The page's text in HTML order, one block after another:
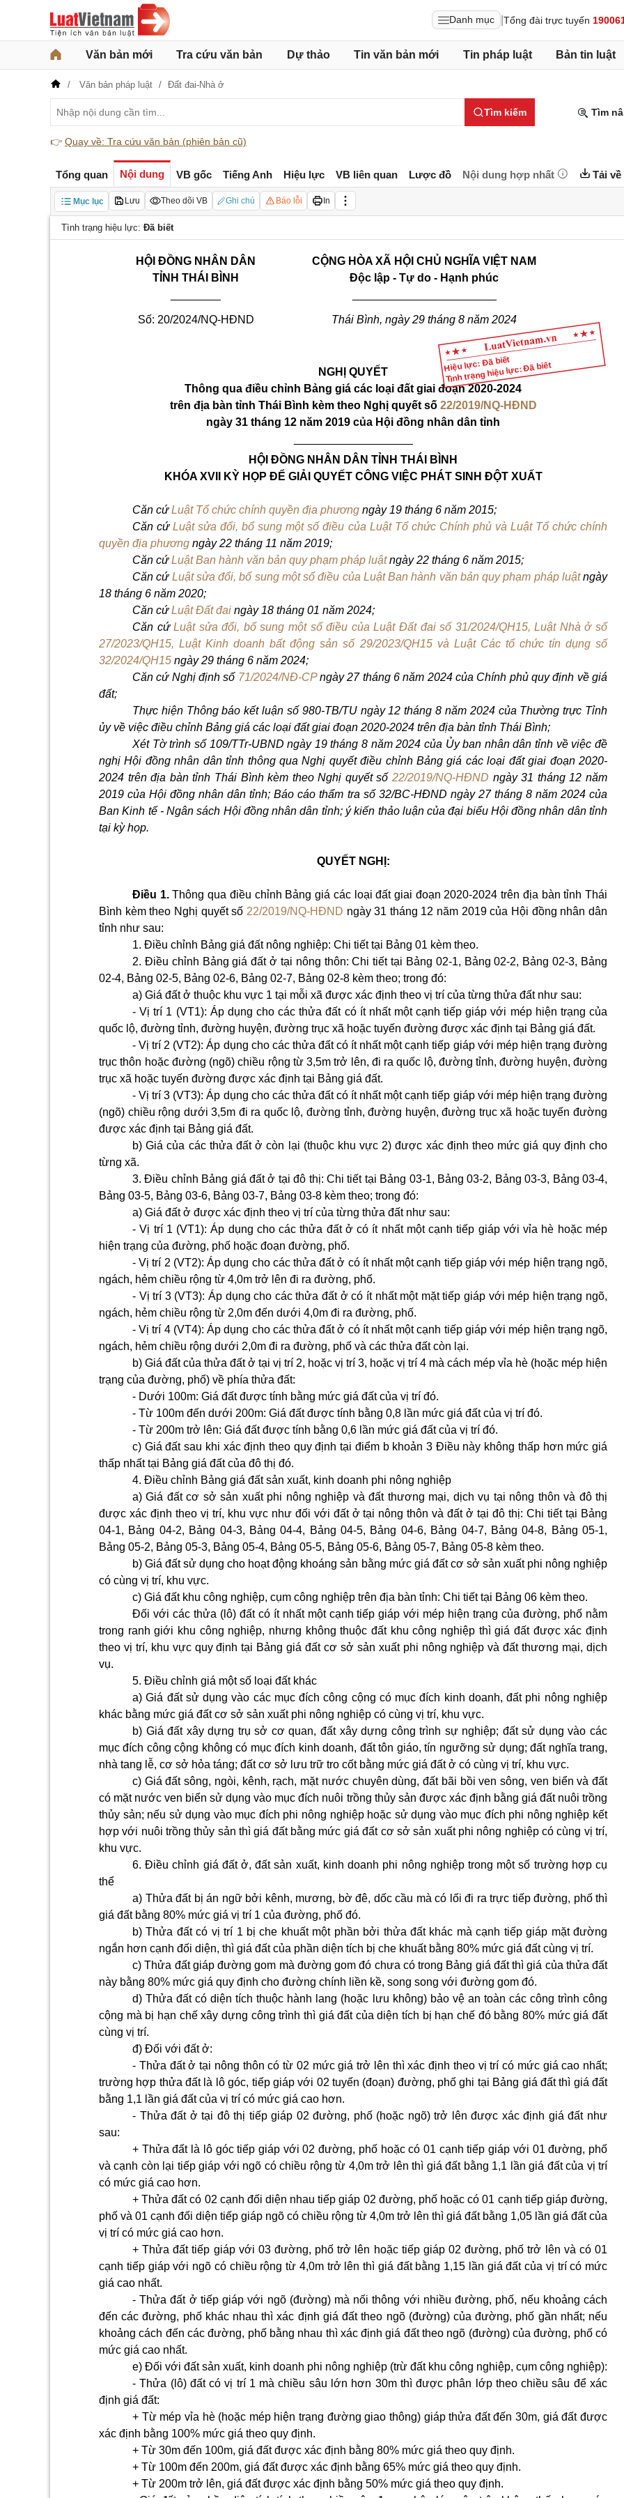
Danh mục Tổng đài trực tuyến
Văn bản mới Tra cứu văn bản Dự thảo Tin văn bản mới Tin pháp luật Bản tin luật
Văn bản pháp luật Đất đai-Nhà ở
Tìm kiếm Tìm
👉 Quay về: Tra cứu văn bản (phiên bản cũ)
Tổng quan Nội dung VB gốc Tiếng Anh Hiệu lực VB liên quan Lược đồ Nội dung hợp nhất Tải về
Mục lục Lưu Theo dõi VB Ghi chú Báo lỗi In
Tình trạng hiệu lực: Đã biết
Hiệu lực: Đã biết
Tình trạng hiệu lực: Đã biết
HỘI ĐỒNG NHÂN DÂN
TỈNH THÁI B NH
CỘNG HÒA XÃ HỘI CHỦ NGHĨA VIỆT NAM
Độc lập - Tự do - Hạnh phúc
Số: 20/2024/NQ-HĐND Thái Bình, ngày 29 tháng 8 năm 2024
NGHỊ QUYẾT
Thông qua điều chỉnh Bảng giá các loại đất giai đoạn 2020-2024
trên địa bàn tỉnh Thái Bình kèm theo Nghị quyết số 22/2019/NQ-HĐND
ngày 31 tháng 12 năm 2019 của Hội đồng nhân dân tỉnh
HỘI ĐỒNG NHÂN DÂN TỈNH THÁI BÌNH
KHÓA XVII KỲ HỌP ĐỂ GIẢI QUYẾT CÔNG VIỆC PHÁT SINH ĐỘT XUẤT
Căn cứLuật Tổ chức chính quyền địa phương ngày 19 tháng 6 năm 2015;
Căn cứLuật sửa đổi, bổ sung một số điều của Luật Tổ chức Chính phủ và Luật Tổ chức chính
quyền địa phương ngày 22 tháng 11 năm 2019;
Căn cứLuật Ban hành văn bản quy phạm pháp luậtngày 22 tháng 6 năm 2015;
Căn cứ Luật sửa đổi, bổ sung một số điều của Luật Ban hành văn bản quy phạm pháp luậtngày
18 tháng 6 năm 2020;
Căn cứLuật Đất đai ngày 18 tháng 01 năm 2024;
Căn cứLuật sửa đổi, bổ sung một số điều của Luật Đất đai số 31/2024/QH15, Luật Nhà ở số
27/2023/QH15, Luật Kinh doanh bất động sản số 29/2023/QH15 và Luật Các tổ chức tín dụng số
32/2024/QH15 ngày 29 tháng 6 năm 2024;
Căn cứ Nghị định số 71/2024/NĐ-CPngày 27 tháng 6 năm 2024 của Chính phủ quy định về giá
đất;
Thực hiện Thông báo kết luận số 980-TB/TU ngày 12 tháng 8 năm 2024 của Thường trực Tỉnh
ủy về việc điều chỉnh Bảng giá các loại đất giai đoạn 2020-2024 trên địa bàn tỉnh Thái Bình;
Xét Tờ trình số 109/TTr-UBND ngày 19 tháng 8 năm 2024 của Ủy ban nhân dân tỉnh về việc đề
nghị Hội đồng nhân dân tỉnh thông qua Nghị quyết điều chỉnh Bảng giá các loại đất giai đoạn 2020-
2024 trên địa bàn tỉnh Thái Bình kèm theo Nghị quyết số22/2019/NQ-HĐND ngày 31 tháng 12 năm
2019 của Hội đồng nhân dân tỉnh; Báo cáo thẩm tra số 32/BC-HĐND ngày 27 tháng 8 năm 2024 của
Ban Kinh tế - Ngân sách Hội đồng nhân dân tỉnh; ý kiến thảo luận của đại biểu Hội đồng nhân dân tỉnh
tại kỳ họp.
QUYẾT NGHỊ:
Điều 1.Thông qua điều chỉnh Bảng giá các loại đất giai đoạn 2020-2024 trên địa bàn tỉnh Thái
Bình kèm theo Nghị quyết số 22/2019/NQ-HĐND ngày 31 tháng 12 năm 2019 của Hội đồng nhân dân
tỉnh như sau:
1. Điều chỉnh Bảng giá đất nông nghiệp: Chi tiết tại Bảng 01 kèm theo.
2. Điều chỉnh Bảng giá đất ở tại nông thôn: Chi tiết tại Bảng 02-1, Bảng 02-2, Bảng 02-3, Bảng
02-4, Bảng 02-5, Bảng 02-6, Bảng 02-7, Bảng 02-8 kèm theo; trong đó:
a) Giá đất ở thuộc khu vực 1 tại mỗi xã được xác định theo vị trí của từng thửa đất như sau:
- Vị trí 1 (VT1): Áp dụng cho các thửa đất có ít nhất một cạnh tiếp giáp với mép hiện trạng của
quốc lộ, đường tỉnh, đường huyện, đường trục xã hoặc tuyến đường được xác định tại Bảng giá đất.
- Vị trí 2 (VT2): Áp dụng cho các thửa đất có ít nhất một cạnh tiếp giáp với mép hiện trạng đường
trục thôn hoặc đường (ngõ) chiều rộng từ 3,5m trở lên, đi ra quốc lộ, đường tỉnh, đường huyện, đường
trục xã hoặc tuyến đường được xác định tại Bảng giá đất.
- Vị trí 3 (VT3): Áp dụng cho các thửa đất có ít nhất một cạnh tiếp giáp với mép hiện trạng đường
(ngõ) chiều rộng dưới 3,5m đi ra quốc lộ, đường tỉnh, đường huyện, đường trục xã hoặc tuyến đường
được xác định tại Bảng giá đất.
b) Giá của các thửa đất ở còn lại (thuộc khu vực 2) được xác định theo mức giá quy định cho
từng xã.
3. Điều chỉnh Bảng giá đất ở tại đô thị: Chi tiết tại Bảng 03-1, Bảng 03-2, Bảng 03-3, Bảng 03-4,
Bảng 03-5, Bảng 03-6, Bảng 03-7, Bảng 03-8 kèm theo; trong đó:
a) Giá đất ở được xác định theo vị trí của từng thửa đất như sau:
- Vị trí 1 (VT1): Áp dụng cho các thửa đất ở có ít nhất một cạnh tiếp giáp với vỉa hè hoặc mép
hiện trạng của đường, phố hoặc đoạn đường, phố.
- Vị trí 2 (VT2): Áp dụng cho các thửa đất ở có ít nhất một cạnh tiếp giáp với mép hiện trạng ngõ,
ngách, hẻm chiều rộng từ 4,0m trở lên đi ra đường, phố.
- Vị trí 3 (VT3): Áp dụng cho các thửa đất ở có ít nhất một mặt tiếp giáp với mép hiện trạng ngõ,
ngách, hẻm chiều rộng từ 2,0m đến dưới 4,0m đi ra đường, phố.
- Vị trí 4 (VT4): Áp dụng cho các thửa đất ở có ít nhất một cạnh tiếp giáp với mép hiện trạng ngõ,
ngách, hẻm chiều rộng dưới 2,0m đi ra đường, phố và các thửa đất còn lại.
b) Giá đất của thửa đất ở tại vị trí 2, hoặc vị trí 3, hoặc vị trí 4 mà cách mép vỉa hè (hoặc mép hiện
trạng của đường, phố) về phía thửa đất:
- Dưới 100m: Giá đất được tính bằng mức giá đất của vị trí đó.
- Từ 100m đến dưới 200m: Giá đất được tính bằng 0,8 lần mức giá đất của vị trí đó.
- Từ 200m trở lên: Giá đất được tính bằng 0,6 lần mức giá đất của vị trí đó.
c) Giá đất sau khi xác định theo quy định tại điểm b khoản 3 Điều này không thấp hơn mức giá
thấp nhất tại Bảng giá đất của đô thị đó.
4. Điều chỉnh Bảng giá đất sản xuất, kinh doanh phi nông nghiệp
a) Giá đất cơ sở sản xuất phi nông nghiệp và đất thương mại, dịch vụ tại nông thôn và đô thị
được xác định theo vị trí, khu vực như đối với đất ở tại nông thôn và đất ở tại đô thị: Chi tiết tại Bảng
04-1, Bảng 04-2, Bảng 04-3, Bảng 04-4, Bảng 04-5, Bảng 04-6, Bảng 04-7, Bảng 04-8, Bảng 05-1,
Bảng 05-2, Bảng 05-3, Bảng 05-4, Bảng 05-5, Bảng 05-6, Bảng 05-7, Bảng 05-8 kèm theo.
b) Giá đất sử dụng cho hoạt động khoáng sản bằng mức giá đất cơ sở sản xuất phi nông nghiệp
có cùng vị trí, khu vực.
c) Giá đất khu công nghiệp, cụm công nghiệp trên địa bàn tỉnh: Chi tiết tại Bảng 06 kèm theo.
Đối với các thửa (lô) đất có ít nhất một cạnh tiếp giáp với mép hiện trạng của đường, phố nằm
trong ranh giới khu công nghiệp, nhưng không thuộc đất khu công nghiệp thì giá đất được xác định
theo vị trí, khu vực quy định tại Bảng giá đất cơ sở sản xuất phi nông nghiệp và đất thương mại, dịch
vụ.
5. Điều chỉnh giá một số loại đất khác
a) Giá đất sử dụng vào các mục đích công cộng có mục đích kinh doanh, đất phi nông nghiệp
khác bằng mức giá đất cơ sở sản xuất phi nông nghiệp có cùng vị trí, khu vực.
b) Giá đất xây dựng trụ sở cơ quan, đất xây dựng công trình sự nghiệp; đất sử dụng vào các
mục đích công cộng không có mục đích kinh doanh, đất tôn giáo, tín ngưỡng sử dụng; đất nghĩa trang,
nhà tang lễ, cơ sở hỏa táng; đất cơ sở lưu trữ tro cốt bằng mức giá đất ở có cùng vị trí, khu vực.
c) Giá đất sông, ngòi, kênh, rạch, mặt nước chuyên dùng, đất bãi bồi ven sông, ven biển và đất
có mặt nước ven biển sử dụng vào mục đích nuôi trồng thủy sản được xác định bằng giá đất nuôi trồng
thủy sản; nếu sử dụng vào mục đích phi nông nghiệp hoặc sử dụng vào mục đích phi nông nghiệp kết
hợp với nuôi trồng thủy sản thì giá đất bằng mức giá đất cơ sở sản xuất phi nông nghiệp có cùng vị trí,
khu vực.
6. Điều chỉnh giá đất ở, đất sản xuất, kinh doanh phi nông nghiệp trong một số trường hợp cụ
thể
a) Thửa đất bị án ngữ bởi kênh, mương, bờ đê, dốc cầu mà có lối đi ra trực tiếp đường, phố thì
giá đất bằng 80% mức giá vị trí 1 của đường, phố đó.
b) Thửa đất có vị trí 1 bị che khuất một phần bởi thửa đất khác mà cạnh tiếp giáp mặt đường
ngắn hơn cạnh đối diện, thì giá đất của phần diện tích bị che khuất bằng 80% mức giá đất cùng vị trí.
c) Thửa đất giáp đường gom mà đường gom đó chưa có trong Bảng giá đất thì giá của thửa đất
này bằng 80% mức giá quy định cho đường chính liền kề, song song với đường gom đó.
d) Thửa đất có diện tích thuộc hành lang (hoặc lưu không) bảo vệ an toàn các công trình công
cộng mà bị hạn chế xây dựng công trình thì giá đất của diện tích bị hạn chế đó bằng 80% mức giá đất
cùng vị trí.
đ) Đối với đất ở:
- Thửa đất ở tại nông thôn có từ 02 mức giá trở lên thì xác định theo vị trí có mức giá cao nhất;
trường hợp thửa đất là lô góc, tiếp giáp với 02 tuyến (đoạn) đường, phố ghi tại Bảng giá đất thì giá đất
bằng 1,1 lần giá đất của vị trí có mức giá cao hơn.
- Thửa đất ở tại đô thị tiếp giáp 02 đường, phố (hoặc ngõ) trở lên được xác định giá đất như
sau:
+ Thửa đất là lô góc tiếp giáp với 02 đường, phố hoặc có 01 cạnh tiếp giáp với 01 đường, phố
và cạnh còn lại tiếp giáp với ngõ có chiều rộng từ 4,0m trở lên thì giá đất bằng 1,1 lần giá đất của vị trí
có mức giá cao hơn.
+ Thửa đất có 02 cạnh đối diện nhau tiếp giáp 02 đường, phố hoặc có 01 cạnh tiếp giáp đường,
phố và 01 cạnh đối diện tiếp giáp ngõ có chiều rộng từ 4,0m trở lên thì giá đất bằng 1,05 lần giá đất của
vị trí có mức giá cao hơn.
+ Thửa đất tiếp giáp với 03 đường, phố trở lên hoặc tiếp giáp 02 đường, phố trở lên và có 01
cạnh tiếp giáp với ngõ có chiều rộng từ 4,0m trở lên thì giá đất bằng 1,15 lần giá đất của vị trí có mức
giá cao nhất.
- Thửa đất ở tiếp giáp với ngõ (đường) mà nối thông với nhiều đường, phố, nếu khoảng cách
đến các đường, phố khác nhau thì xác định giá đất theo ngõ (đường) của đường, phố gần nhất; nếu
khoảng cách đến các đường, phố bằng nhau thì xác định giá đất theo ngõ (đường) của đường, phố có
mức giá cao nhất.
e) Đối với đất sản xuất, kinh doanh phi nông nghiệp (trừ đất khu công nghiệp, cụm công nghiệp):
- Thửa (lô) đất có vị trí 1 mà chiều sâu lớn hơn 30m thì được phân lớp theo chiều sâu để xác
định giá đất:
+ Từ mép vỉa hè (hoặc mép hiện trạng đường giao thông) giáp thửa đất đến 30m, giá đất được
xác định bằng 100% mức giá theo quy định.
+ Từ 30m đến 100m, giá đất được xác định bằng 80% mức giá theo quy định.
+ Từ 100m đến 200m, giá đất được xác định bằng 65% mức giá theo quy định.
+ Từ 200m trở lên, giá đất được xác định bằng 50% mức giá theo quy định.